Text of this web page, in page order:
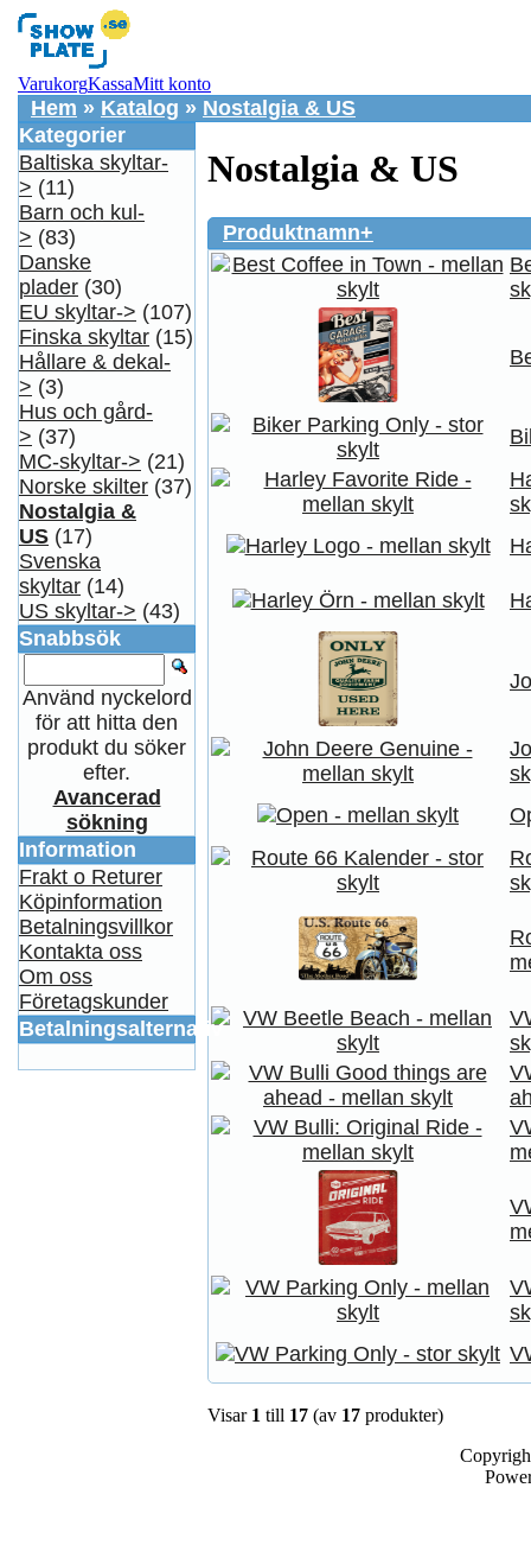
VarukorgKassaMitt konto
Hem » Katalog » Nostalgia & US
Nostalgia & US
Produktnamn+
Visar 1 till 17 (av 17 produkter)
Kategorier
Baltiska skyltar-
> (11)
Barn och kul-
> (83)
Danske
plader (30)
EU skyltar-> (107)
Finska skyltar (15)
Hållare & dekal-
> (3)
Hus och gård-
> (37)
MC-skyltar-> (21)
Norske skilter (37)
Nostalgia &
US (17)
Svenska
skyltar (14)
US skyltar-> (43)
Snabbsök
Använd nyckelord
för att hitta den
produkt du söker
efter.
Avancerad
sökning
Information
Frakt o Returer
Köpinformation
Betalningsvillkor
Kontakta oss
Om oss
Företagskunder
Betalningsalternativ